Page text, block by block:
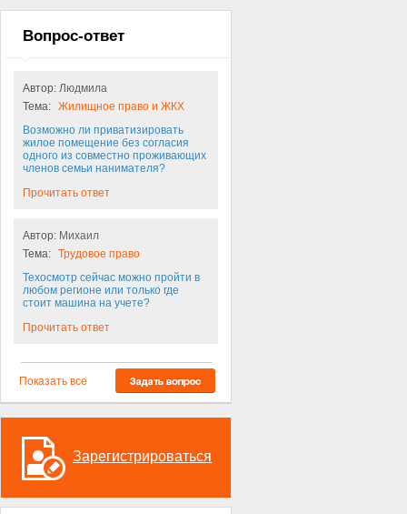
Вопрос-ответ
Автор: Людмила
Тема: Жилищное право и ЖКХ
Возможно ли приватизировать
жилое помещение без согласия
одного из совместно проживающих
членов семьи нанимателя?
Прочитать ответ
Автор: Михаил
Тема: Трудовое право
Техосмотр сейчас можно пройти в
любом регионе или только где
стоит машина на учете?
Прочитать ответ
Показать все
Зарегистрироваться